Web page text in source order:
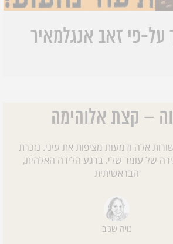
על-פי זאב אנגלמאיר
– קצת אלוהימה
אלה ודמעות מציפות את עיני. נזכרת
של עומר שלי. ברגע הלידה האלהית,
הבראשיתית
נויה שגיב